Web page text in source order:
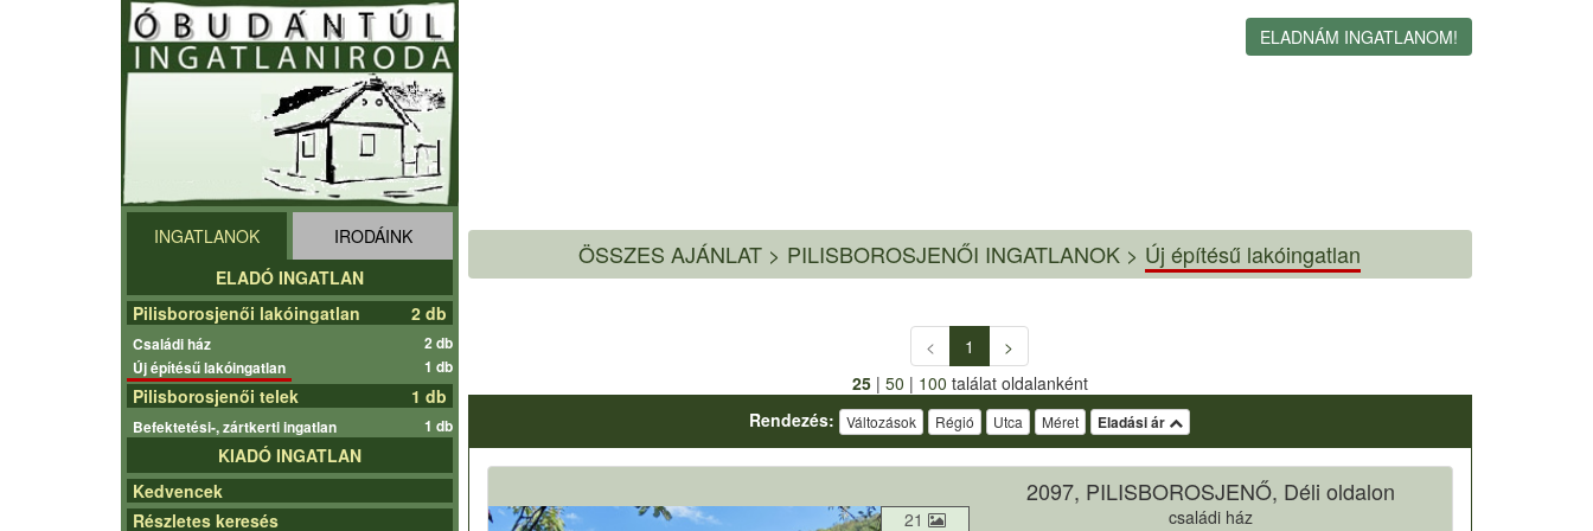
ELADNÁM INGATLANOM!
INGATLANOK
IRODÁINK
ELADÓ INGATLAN
Pilisborosjenői lakóingatlan
2 db
Családi ház
2 db
Új építésű lakóingatlan
1 db
Pilisborosjenői telek 1 db
Befektetési-, zártkerti ingatlan 1 db
KIADÓ INGATLAN
Kedvencek
Részletes keresés
ÖSSZES AJÁNLAT > PILISBOROSJENŐI INGATLANOK > Új építésű lakóingatlan
< 1
>
25| 50 | 100 találat oldalanként
Rendezés:
Változások Régió Utca Méret Eladási ár
21
2097, PILISBOROSJENŐ, Déli oldalon
családi ház